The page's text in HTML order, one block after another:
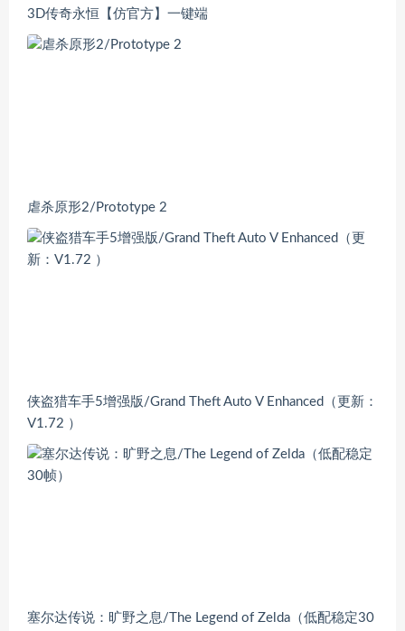
3D传奇永恒【仿官方】一键端
虐杀原形2/Prototype 2
侠盗猎车手5增强版/Grand Theft Auto V Enhanced（更新：
V1.72 ）
塞尔达传说：旷野之息/The Legend of Zelda（低配稳定30